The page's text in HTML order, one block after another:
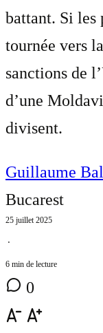
battant. Si les
tournée vers
sanctions de
d’une
divisent.
Guillaume
Bucarest
25 juillet 2025
⋅
6 min de lecture
0